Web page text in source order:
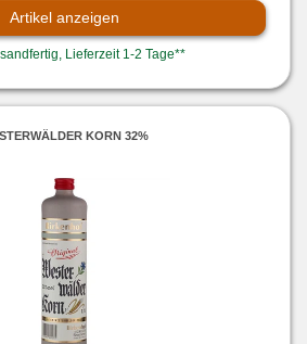
Artikel anzeigen
Lieferzeit 1-2 Tage**
KORN 32%